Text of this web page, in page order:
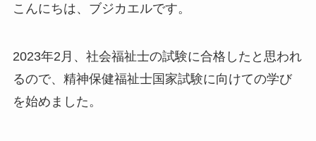
こんにちは、ブジカエルです。
2023年2月、社会福祉士の試験に合格したと思われ
るので、精神保健福祉士国家試験に向けての学び
を始めました。